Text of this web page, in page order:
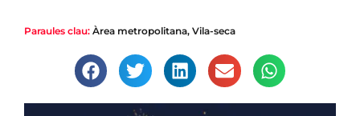
Paraules clau: Àrea metropolitana, Vila-seca